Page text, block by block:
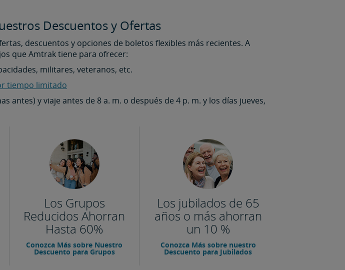
Descuentos y Ofertas
descuentos y opciones de boletos flexibles más recientes. A
que Amtrak tiene para ofrecer:
militares, veteranos, etc.
tiempo limitado
antes) y viaje antes de 8 a. m. o después de 4 p. m. y los días jueves,
Los Grupos
Reducidos Ahorran
Hasta 60%
Conozca Más sobre Nuestro
Descuento para Grupos
Los jubilados de 65
años o más ahorran
un 10 %
Conozca Más sobre nuestro
Descuento para Jubilados